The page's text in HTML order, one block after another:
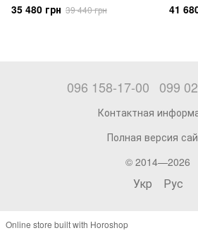
35 480 грн 39 440 грн 41
096 158-17-00 099
Контактная
Полная версия
© 2014—2026
Укр Рус
Online store built with Horoshop